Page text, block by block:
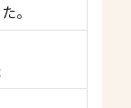
。